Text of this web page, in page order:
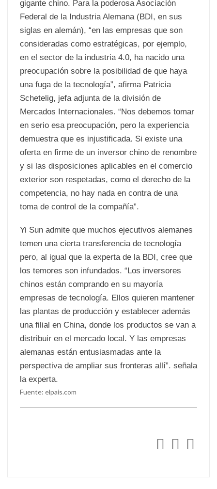
gigante chino. Para la poderosa Asociación
Federal de la Industria Alemana (BDI, en sus
siglas en alemán), “en las empresas que son
consideradas como estratégicas, por ejemplo,
en el sector de la industria 4.0, ha nacido una
preocupación sobre la posibilidad de que haya
una fuga de la tecnología”, afirma Patricia
Schetelig, jefa adjunta de la división de
Mercados Internacionales. “Nos debemos tomar
en serio esa preocupación, pero la experiencia
demuestra que es injustificada. Si existe una
oferta en firme de un inversor chino de renombre
y si las disposiciones aplicables en el comercio
exterior son respetadas, como el derecho de la
competencia, no hay nada en contra de una
toma de control de la compañía”.
Yi Sun admite que muchos ejecutivos alemanes
temen una cierta transferencia de tecnología
pero, al igual que la experta de la BDI, cree que
los temores son infundados. “Los inversores
chinos están comprando en su mayoría
empresas de tecnología. Ellos quieren mantener
las plantas de producción y establecer además
una filial en China, donde los productos se van a
distribuir en el mercado local. Y las empresas
alemanas están entusiasmadas ante la
perspectiva de ampliar sus fronteras allí”. señala
la experta.
Fuente: elpais.com